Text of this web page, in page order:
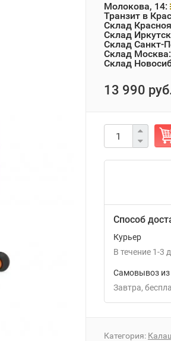
Молокова, 14:
Транзит в
Склад
Склад
Склад Санкт-
Склад Москва:
Склад
13 990
Способ
Курьер
В течение 1-3
Самовывоз из
Завтра
Категория: